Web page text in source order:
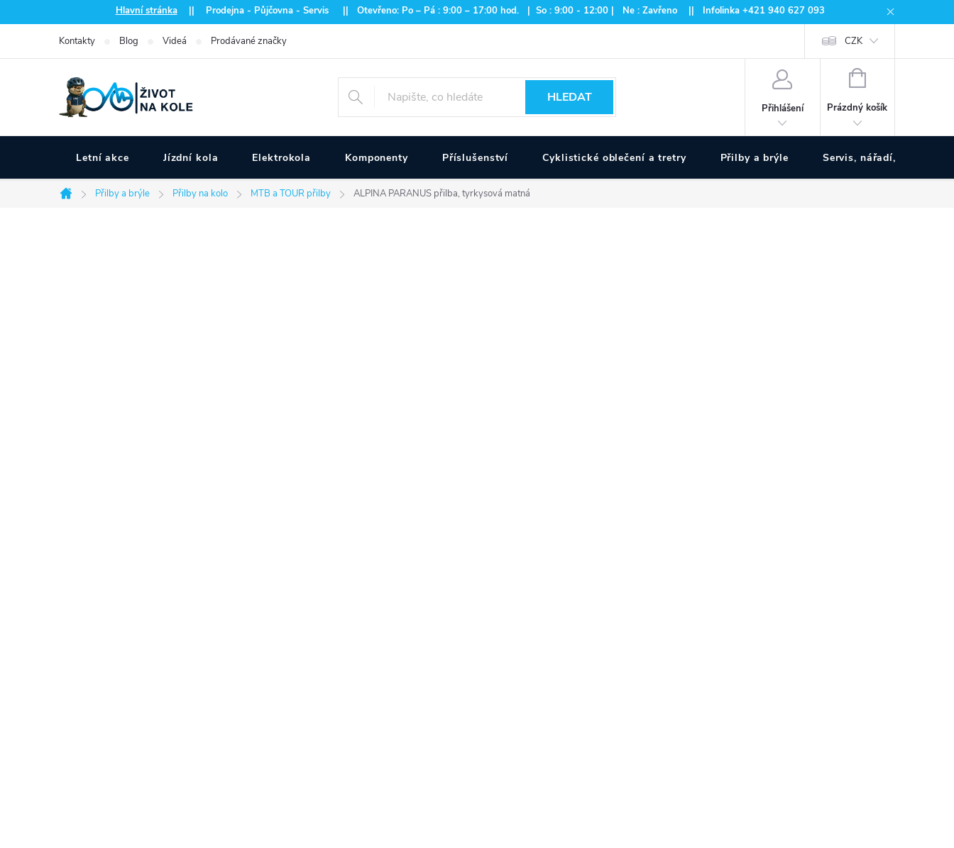
na
Hlavní stránka|| Prodejna - Půjčovna - Servis || Otevřeno: Po – Pá : 9:00 – 17:00 hod. | So : 9:00 - 12:00 | Ne : Zavřeno || Infolinka +421 940 627 093
Kontakty Blog Videá Prodávané značky CZK
HLEDAT
Přihlášení
NÁKUPNÍ
Prázdný košík
Letní akce Jízdní kola Elektrokola Komponenty Příslušenství Cyklistické oblečení a tretry Přilby a brýle Servis, nářadí, pumpy
Domů
Přilby a brýle Přilby na kolo MTB a TOUR přilby ALPINA PARANUS přilba, tyrkysová matná